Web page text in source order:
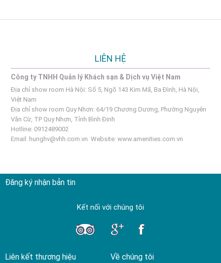
LIÊN HỆ
Công ty TNHH Quản lý Khách sạn & Dịch vụ Việt Nam
Địa chỉ show room Hà Nội: Số 5, Ngõ 143 Kim Mã, Ba Đình, Hà Nội,
Việt Nam
Địa chỉ show room Quy Nhơn: 64/19 Chương Dương, Phường Nguyên
Văn Cừ, TP Quy Nhơn, Tỉnh Bình Định
Hotline: 0912489002
Email: hunghv@vhh.com.vn Website:www.amenities.com.vn
Đăng ký nhận bản tin
Kết nối với chúng tôi
Liên kết thương hiệu Về chúng tôi